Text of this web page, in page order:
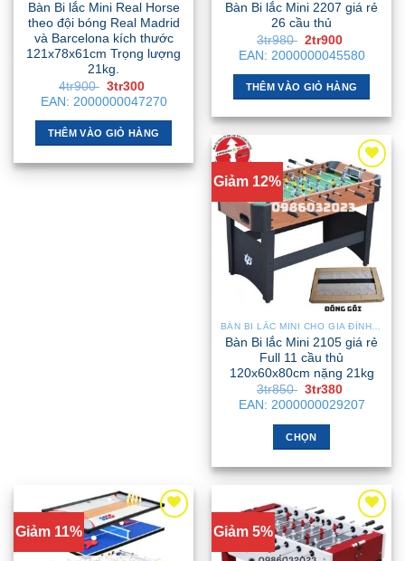
Bàn Bi lắc Mini Real Horse
theo đội bóng Real Madrid
và Barcelona kích thước
121x78x61cm Trọng lượng
21kg.
4tr900 Giá
gốc
là:
4tr900 .
3tr300
hiện
tại
là:
3tr300 .
EAN: 2000000047270
THÊM VÀO GIỎ HÀNG
Bàn Bi lắc Mini 2207 giá rẻ
26 cầu thủ
3tr980 Giá
gốc
là:
3tr980 .
2tr900
hiện
tại
là:
2tr900 .
EAN: 2000000045580
THÊM VÀO GIỎ HÀNG
Giảm 12%
Bàn Bi lắc Mini 2105 giá rẻ
Full 11 cầu thủ
120x60x80cm nặng 21kg
3tr850 Giá
gốc
là:
3tr850 .
3tr380
hiện
tại
EAN: 2000000029207
CHỌN
phẩm
có
nhiều
biến
Giảm 11% Giảm 5%